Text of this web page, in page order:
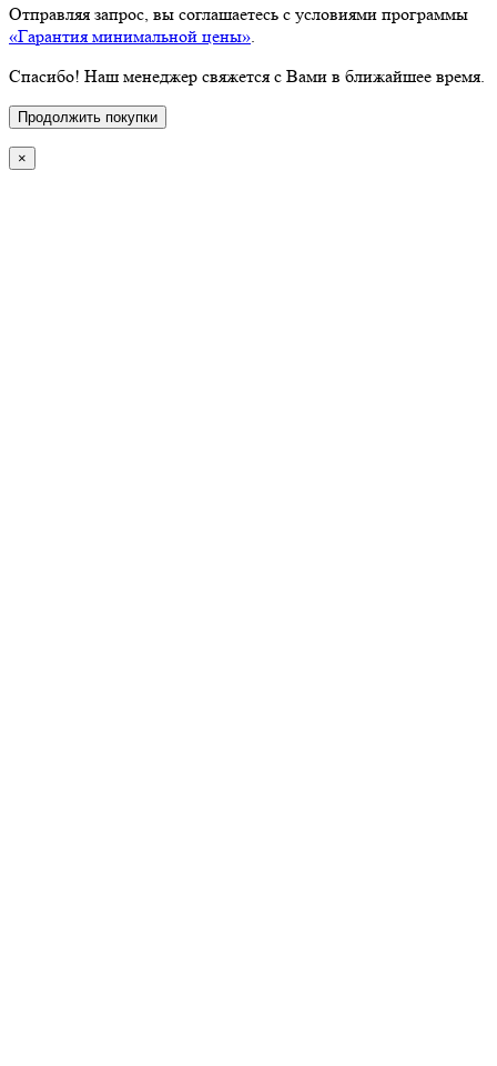
Отправляя запрос, вы соглашаетесь с условиями программы
«Гарантия минимальной цены»
Спасибо! Наш менеджер свяжется с Вами в ближайшее время.
Продолжить покупки
×